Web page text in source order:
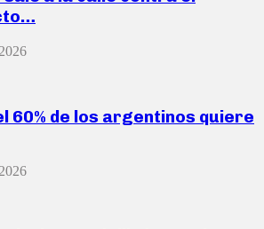
60% de los argentinos quiere